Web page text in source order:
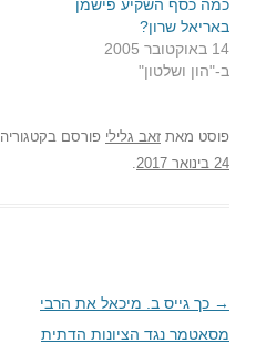
כמה כסף השקיע פישמן
באריאל שרון?
14 באוקטובר 2005
ב-"הון ושלטון"
פוסט מאת זאב גלילי פורסם בקטגוריה
24 בינואר 2017
ניווט
בפוסטים
→ כך גייס ב. מיכאל את הרבי
מסאטמר נגד הציונות הדתית